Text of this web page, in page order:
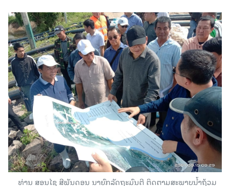
ທ່ານ ສອນໄຊ ສີພັນດອນ ນາຍົກລັດຖະມົນຕີ ຕິດຕາມສະພາບນໍ້າຖ້ວມ